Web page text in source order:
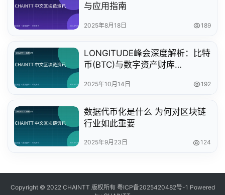
与应用指南
2025年8月18日 189
LONGITUDE峰会深度解析：比特
币(BTC)与数字资产财库
2025年10月14日 192
数据代币化是什么 为何对区块链
行业如此重要
2025年9月23日 124
Copyright © 2022 CHAINTT 版权所有 粤ICP备2025420482号-1 Powered